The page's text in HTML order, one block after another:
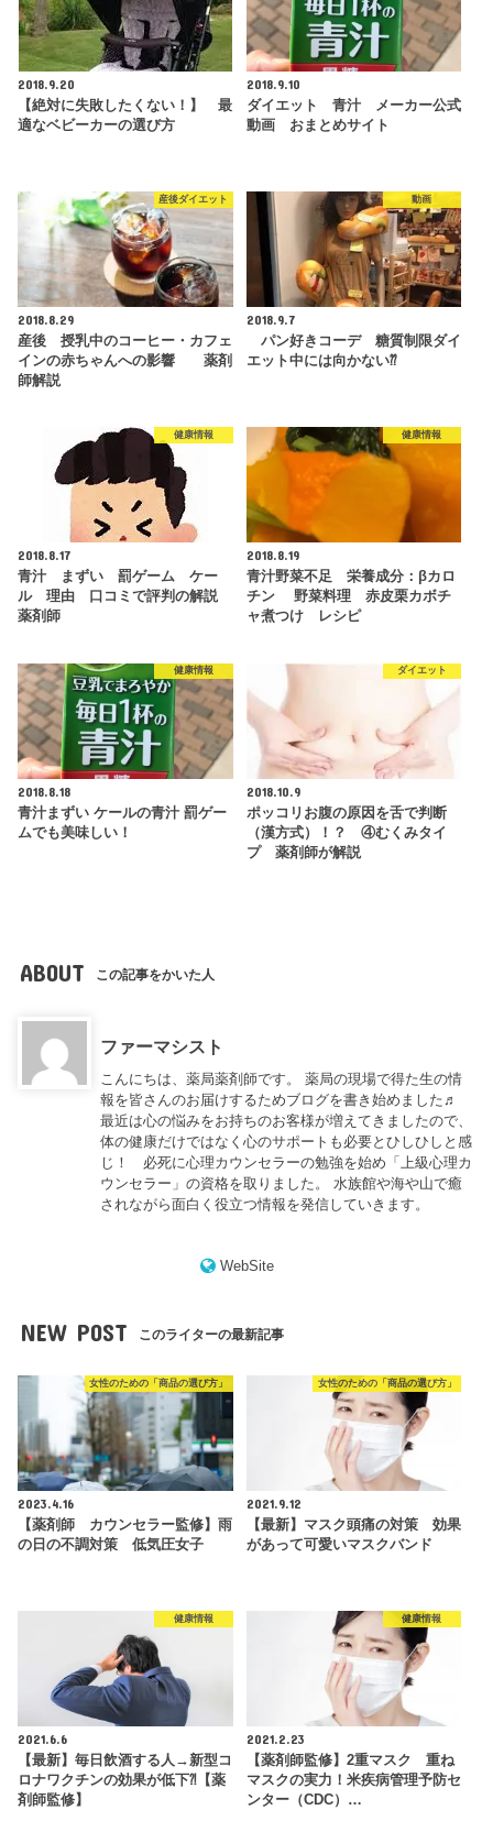
2018.9.20
【絶対に失敗したくない！】 最
適なベビーカーの選び方
2018.9.10
ダイエット 青汁 メーカー公式
動画 おまとめサイト
産後ダイエット
2018.8.29
産後 授乳中のコーヒー・カフェ
インの赤ちゃんへの影響 薬剤
師解説
動画
2018.9.7
パン好きコーデ 糖質制限ダイ
エット中には向かない⁇
健康情報
2018.8.17
青汁 まずい 罰ゲーム ケー
ル 理由 口コミで評判の解説
薬剤師
健康情報
2018.8.19
青汁野菜不足 栄養成分：βカロ
チン 野菜料理 赤皮栗カボチ
ャ煮つけ レシピ
健康情報
2018.8.18
青汁まずい ケールの青汁 罰ゲー
ムでも美味しい！
ダイエット
2018.10.9
ポッコリお腹の原因を舌で判断
（漢方式）！？ ④むくみタイ
プ 薬剤師が解説
ABOUT この記事をかいた人
ファーマシスト
こんにちは、薬局薬剤師です。 薬局の現場で得た生の情
報を皆さんのお届けするためブログを書き始めました♬
最近は心の悩みをお持ちのお客様が増えてきましたので、
体の健康だけではなく心のサポートも必要とひしひしと感
じ！ 必死に心理カウンセラーの勉強を始め「上級心理カ
ウンセラー」の資格を取りました。 水族館や海や山で癒
されながら面白く役立つ情報を発信していきます。
WebSite
NEW POST このライターの最新記事
女性のための「商品の選び方」
2023.4.16
【薬剤師 カウンセラー監修】雨
の日の不調対策 低気圧女子
女性のための「商品の選び方」
2021.9.12
【最新】マスク頭痛の対策 効果
があって可愛いマスクバンド
健康情報
2021.6.6
【最新】毎日飲酒する人→新型コ
ロナワクチンの効果が低下⁈【薬
剤師監修】
健康情報
2021.2.23
【薬剤師監修】2重マスク 重ね
マスクの実力！米疾病管理予防セ
ンター（CDC）…